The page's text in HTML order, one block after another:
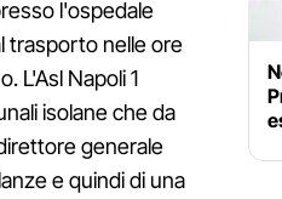
l'ospedale
trasporto nelle ore
L'Asl Napoli 1
isolane che da
generale
e quindi di una